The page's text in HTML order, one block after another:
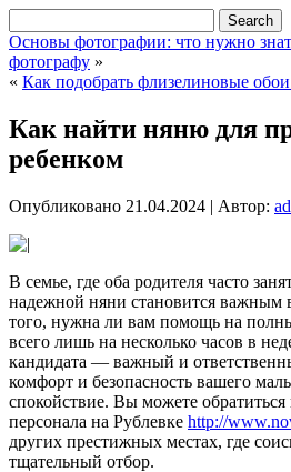
Основы фотографии: что нужно
фотографу »
« Как подобрать флизелиновые
Как найти няню для
ребенком
Опубликовано 21.04.2024 | Автор:
В семье, где оба родителя часто
надежной няни становится важным
того, нужна ли вам помощь на
всего лишь на несколько часов в
кандидата — важный и
комфорт и безопасность вашего
спокойствие. Вы можете обратиться
персонала на Рублевке http://
других престижных местах, где
тщательный отбор.